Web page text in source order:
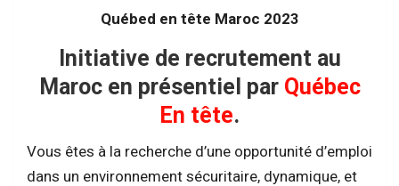
Québed en tête Maroc 2023
Initiative de recrutement au
Maroc en présentiel par Québec
En tête.
Vous êtes à la recherche d’une opportunité d’emploi
dans un environnement sécuritaire, dynamique, et